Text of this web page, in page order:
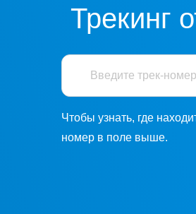
Трекинг
Чтобы узнать, где
номер в поле выше.